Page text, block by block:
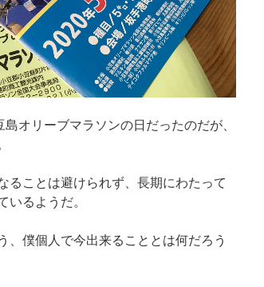
オリーブマラソンの日だったのだが、
ることは避けられず、長期にわたって
いるようだ。
、僕個人で今出来ることとは何だろう